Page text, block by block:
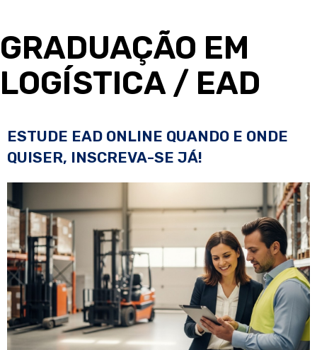
GRADUAÇÃO EM
LOGÍSTICA / EAD
ESTUDE EAD ONLINE QUANDO E ONDE
QUISER, INSCREVA-SE JÁ!